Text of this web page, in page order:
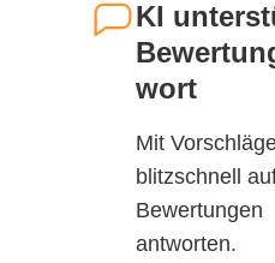
KI
wort
Mit
blitzschnell
Bewertungen
antworten.